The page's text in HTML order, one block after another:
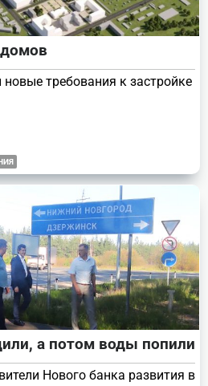
требования к застройке
а потом воды попили
Нового банка развития в